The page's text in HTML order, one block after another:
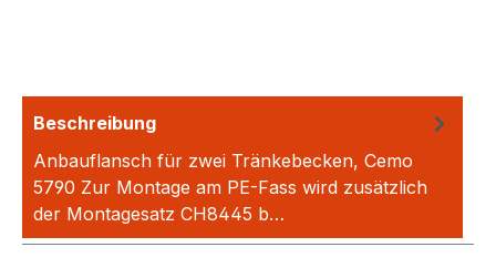
Beschreibung
Anbauflansch für zwei Tränkebecken, Cemo
5790 Zur Montage am PE-Fass wird zusätzlich
der Montagesatz CH8445 b…